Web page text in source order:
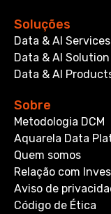
Soluções
Data & AI Services
Data & AI Solution
Data & AI
Sobre
Metodologia DCM
Aquarela Data
Quem somos
Relação com
Aviso de
Código de Ética